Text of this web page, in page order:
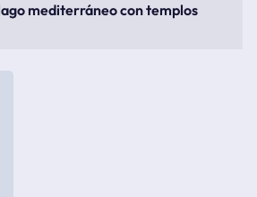
mediterráneo con templos